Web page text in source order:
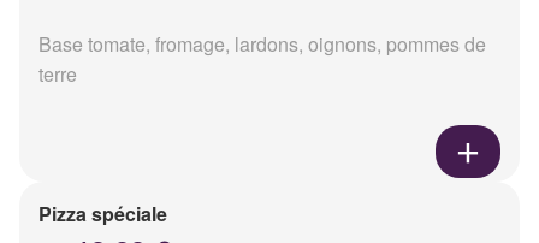
Base tomate, fromage, lardons, oignons, pommes de
terre
Pizza spéciale